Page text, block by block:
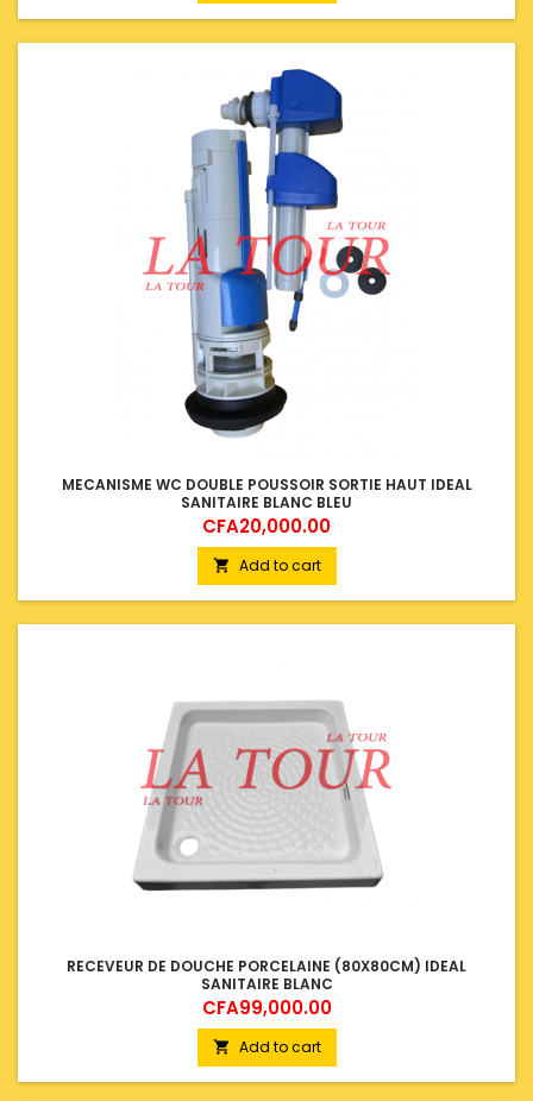
MECANISME WC DOUBLE POUSSOIR SORTIE HAUT IDEAL
SANITAIRE BLANC BLEU
Price
CFA20,000.00
 Add to cart
RECEVEUR DE DOUCHE PORCELAINE (80X80CM) IDEAL
SANITAIRE BLANC
Price
CFA99,000.00
 Add to cart